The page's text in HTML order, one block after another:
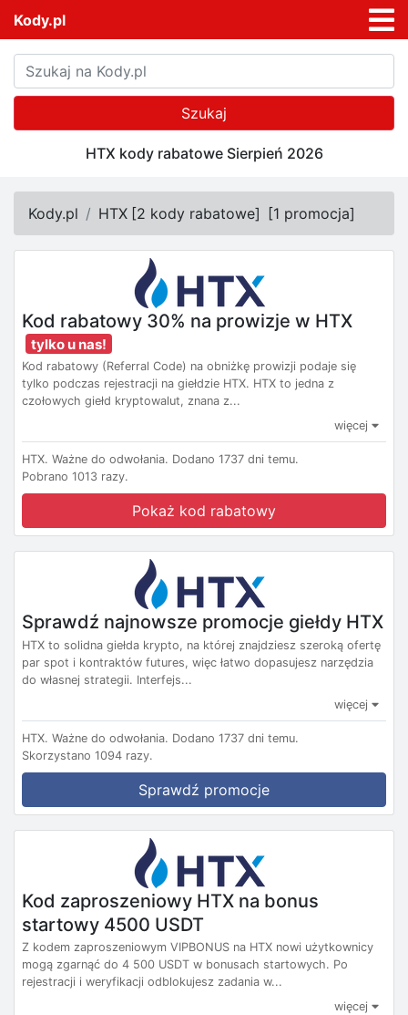
Kody.pl
Szukaj
HTX kody rabatowe Sierpień 2026
Kody.pl HTX [2 kody rabatowe] [1 promocja]
Kod rabatowy 30% na prowizje w HTX
tylko u nas!
Kod rabatowy (Referral Code) na obniżkę prowizji podaje się
tylko podczas rejestracji na giełdzie HTX. HTX to jedna z
czołowych giełd kryptowalut, znana z...
więcej
HTX. Ważne do odwołania. Dodano 1737 dni temu.
Pobrano 1013 razy.
Pokaż kod rabatowy
Sprawdź najnowsze promocje giełdy HTX
HTX to solidna giełda krypto, na której znajdziesz szeroką ofertę
par spot i kontraktów futures, więc łatwo dopasujesz narzędzia
do własnej strategii. Interfejs...
więcej
HTX. Ważne do odwołania. Dodano 1737 dni temu.
Skorzystano 1094 razy.
Sprawdź promocje
Kod zaproszeniowy HTX na bonus
startowy 4500 USDT
Z kodem zaproszeniowym VIPBONUS na HTX nowi użytkownicy
mogą zgarnąć do 4 500 USDT w bonusach startowych. Po
rejestracji i weryfikacji odblokujesz zadania w...
więcej